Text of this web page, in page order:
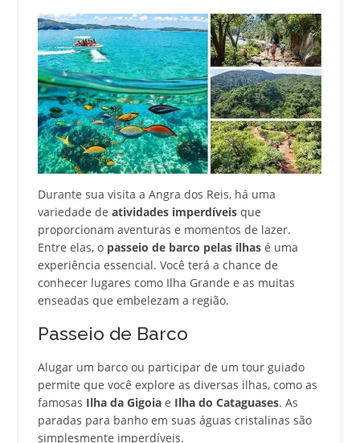
Durante sua visita a Angra dos Reis, há uma
variedade de atividades imperdíveisque
proporcionam aventuras e momentos de lazer.
Entre elas, o passeio de barco pelas ilhasé uma
experiência essencial. Você terá a chance de
conhecer lugares como Ilha Grande e as muitas
enseadas que embelezam a região.
Passeio de Barco
Alugar um barco ou participar de um tour guiado
permite que você explore as diversas ilhas, como as
famosas Ilha da Gigoiae Ilha do Cataguases. As
paradas para banho em suas águas cristalinas são
simplesmente imperdíveis.